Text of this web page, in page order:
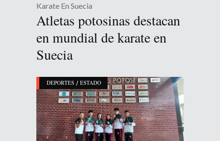
Karate En Suecia
Atletas potosinas destacan
en mundial de karate en
Suecia
DEPORTES / ESTADO